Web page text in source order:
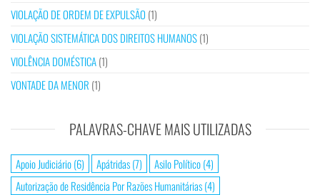
VIOLAÇÃO DE ORDEM DE EXPULSÃO (1)
VIOLAÇÃO SISTEMÁTICA DOS DIREITOS HUMANOS(1)
VIOLÊNCIA DOMÉSTICA(1)
VONTADE DA MENOR (1)
PALAVRAS-CHAVE MAIS UTILIZADAS
Apoio Judiciário(6) Apátridas(7) Asilo Político(4)
Autorização de Residência Por Razões Humanitárias(4)